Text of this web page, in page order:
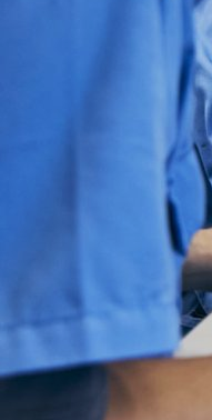
仕
先
募
株